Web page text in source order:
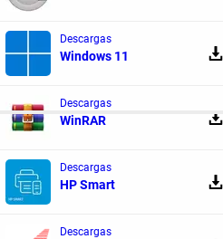
Server.
DISCUSIÓN!
RESPUESTAS
Descargas
Windows 11
Descargas
WinRAR
Descargas
HP Smart
Descargas